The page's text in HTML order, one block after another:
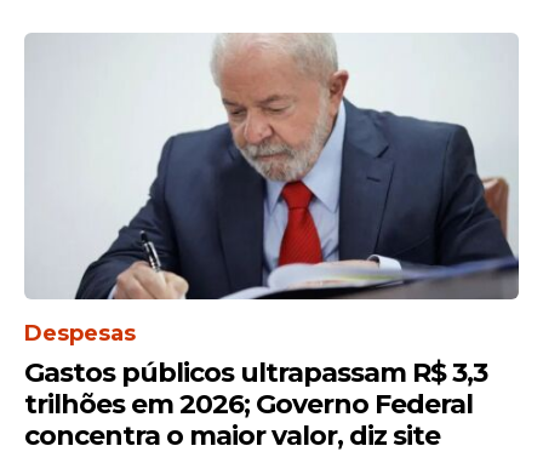
Se ainda houver dúvidas, o interessado
pode entrar em contato com o MEC pelo
telefone 0800-616161.
Agência Brasil.
Despesas
Gastos públicos ultrapassam R$ 3,3
trilhões em 2026; Governo Federal
concentra o maior valor, diz site